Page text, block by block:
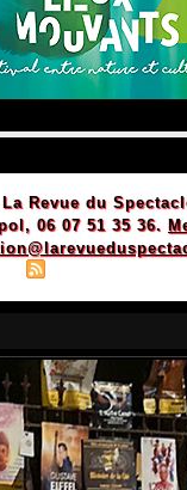
Revue du
06 07 51 35 36.